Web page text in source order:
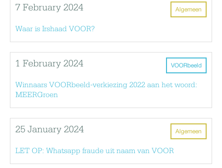
Algemeen
7 February 2024
Waar is Irshaad VOOR?
VOORbeeld
1 February 2024
Winnaars VOORbeeld-verkiezing 2022 aan het woord:
MEERGroen
Algemeen
25 January 2024
LET OP: Whatsapp fraude uit naam van VOOR